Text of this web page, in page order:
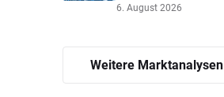
6. August 2026
Weitere Marktanalysen